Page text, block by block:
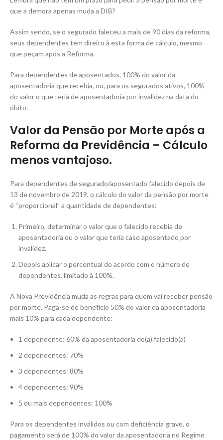
que a demora apenas muda a DIB?
Assim sendo, se o segurado faleceu a mais de 90 dias da reforma,
seus dependentes tem direito à esta forma de cálculo, mesmo
que peçam após a Reforma.
Para dependentes de aposentados, 100% do valor da
aposentadoria que recebia, ou, para os segurados ativos, 100%
do valor o que teria de aposentadoria por invalidez na data do
óbito.
Valor da Pensão por Morte após a
Reforma da Previdência – Cálculo
menos vantajoso.
Para dependentes de segurado/aposentado falecido depois de
13 de novembro de 2019, o cálculo do valor da pensão por morte
é “proporcional” a quantidade de dependentes:
Primeiro, determinar o valor que o falecido recebia de
aposentadoria ou o valor que teria caso aposentado por
invalidez.
Depois aplicar o percentual de acordo com o número de
dependentes, limitado à 100%.
A Nova Previdência muda as regras para quem vai receber pensão
por morte. Paga-se de benefício 50% do valor da aposentadoria
mais 10% para cada dependente:
1 dependente: 60% da aposentadoria do(a) falecido(a)
2 dependentes: 70%
3 dependentes: 80%
4 dependentes: 90%
5 ou mais dependentes: 100%
Para os dependentes inválidos ou com deficiência grave, o
pagamento será de 100% do valor da aposentadoria no Regime